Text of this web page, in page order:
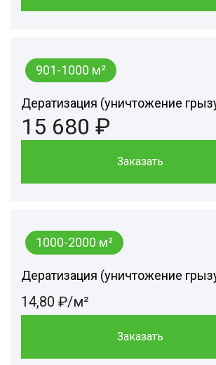
901-1000 м²
Дератизация (уничтожение
15 680 ₽
Заказать
1000-2000 м²
Дератизация (уничтожение
14,80 ₽/м²
Заказать